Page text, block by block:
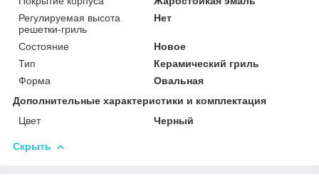
Регулируемая высота
решетки-гриль
Нет
Состояние
Новое
Тип
Керамический гриль
Форма
Овальная
Дополнительные характеристики и комплектация
Цвет
Черный
Скрыть